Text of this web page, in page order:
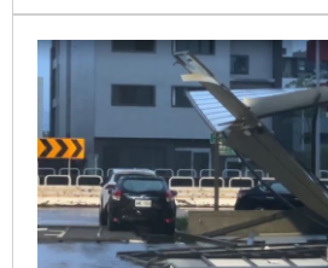
沒有人在車上，未釀成人員傷亡。